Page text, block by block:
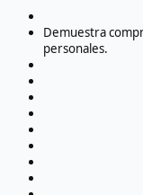
Demuestra
personales.